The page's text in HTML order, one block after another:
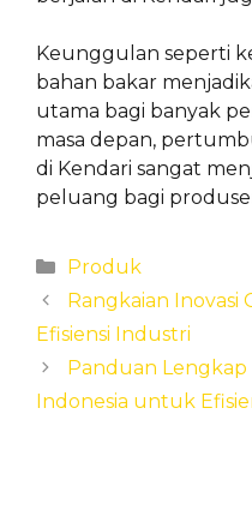
Keunggulan seperti
bahan bakar
utama bagi banyak
masa depan,
di Kendari sangat
peluang bagi
Categories
Produk
Rangkaian
Efisiensi Industri
Panduan Lengkap
Indonesia untuk